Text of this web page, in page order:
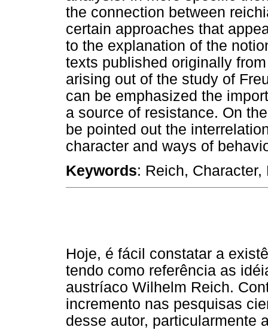
the connection between
certain approaches that
to the explanation of the
texts published originally
arising out of the study of
can be emphasized the
a source of resistance. On
be pointed out the
character and ways of
Keywords: Reich,
Hoje, é fácil constatar a
tendo como referência as
austríaco Wilhelm Reich.
incremento nas pesquisas
desse autor, particularmente